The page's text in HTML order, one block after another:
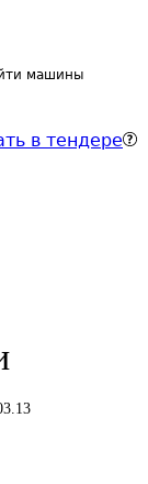
машины
в тендере